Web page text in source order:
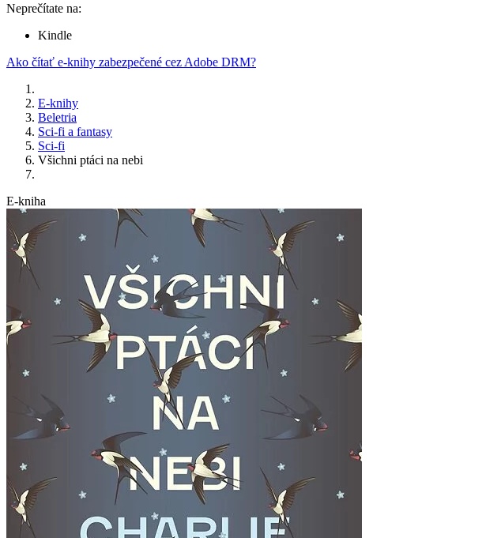
Neprečítate na:
Kindle
Ako čítať e-knihy zabezpečené cez Adobe DRM?
E-knihy
Beletria
Sci-fi a fantasy
Sci-fi
Všichni ptáci na nebi
E-kniha